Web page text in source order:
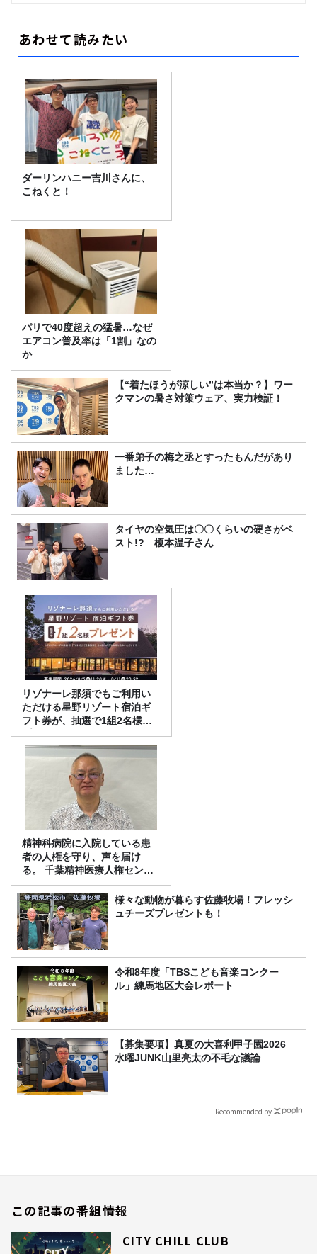
あわせて読みたい
ダーリンハニー吉川さんに、
こねくと！
パリで40度超えの猛暑…なぜ
エアコン普及率は「1割」なの
か
【“着たほうが涼しい”は本当か？】ワー
クマンの暑さ対策ウェア、実力検証！
一番弟子の梅之丞とすったもんだがあり
ました…
タイヤの空気圧は〇〇くらいの硬さがベ
スト!? 榎本温子さん
リゾナーレ那須でもご利用い
ただける星野リゾート宿泊ギ
フト券が、抽選で1組2名様に
プレゼント！
精神科病院に入院している患
者の人権を守り、声を届け
る。 千葉精神医療人権センタ
ーの取り組み
様々な動物が暮らす佐藤牧場！フレッシ
ュチーズプレゼントも！
令和8年度「TBSこども音楽コンクー
ル」練馬地区大会レポート
【募集要項】真夏の大喜利甲子園2026
水曜JUNK山里亮太の不毛な議論
Recommended by
この記事の番組情報
CITY CHILL CLUB